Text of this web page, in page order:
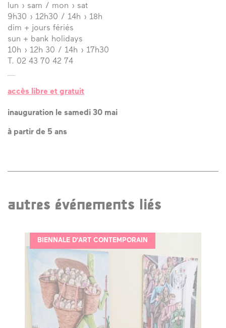
lun › sam / mon › sat
9h30 › 12h30 / 14h › 18h
dim + jours fériés
sun + bank holidays
10h › 12h 30 / 14h › 17h30
T. 02 43 70 42 74
accès libre et gratuit
inauguration le samedi 30 mai
à partir de 5 ans
autres événements liés
BIENNALE D'ART CONTEMPORAIN